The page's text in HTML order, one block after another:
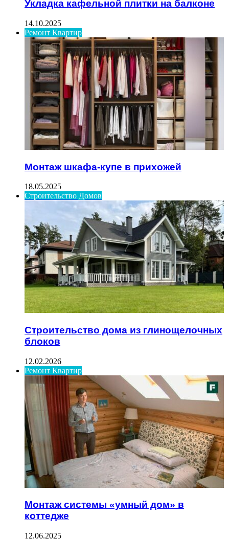
Укладка кафельной плитки на балконе
14.10.2025
Ремонт Квартир
Монтаж шкафа-купе в прихожей
18.05.2025
Строительство Домов
Строительство дома из глинощелочных
блоков
12.02.2026
Ремонт Квартир
Монтаж системы «умный дом» в
коттедже
12.06.2025